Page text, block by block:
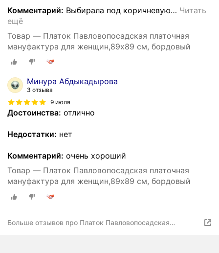
Комментарий: Выбирала под коричневую… Читать
ещё
Товар — Платок Павловопосадская платочная
мануфактура для женщин,89х89 см, бордовый
Минура Абдыкадырова
3 отзыва
9 июля
Достоинства: отлично
Недостатки: нет
Комментарий: очень хороший
Товар — Платок Павловопосадская платочная
мануфактура для женщин,89х89 см, бордовый
Больше отзывов про Платок Павловопосадская